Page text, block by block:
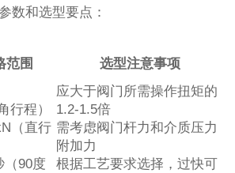
数和选型要点：
范围
选型注意事项
行程）
应大于阀门所需操作扭矩的
1.2-1.5倍
（直行 需考虑阀门杆力和介质压力
附加力
（90度
根据工艺要求选择，过快可